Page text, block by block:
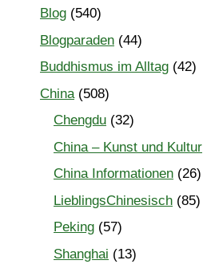
Blog (540)
Blogparaden (44)
Buddhismus im Alltag (42)
China (508)
Chengdu (32)
China – Kunst und Kultur
China Informationen (26)
LieblingsChinesisch (85)
Peking (57)
Shanghai (13)